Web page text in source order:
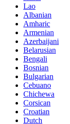
Lao
Albanian
Amharic
Armenian
Azerbaijani
Belarusian
Bengali
Bosnian
Bulgarian
Cebuano
Chichewa
Corsican
Croatian
Dutch